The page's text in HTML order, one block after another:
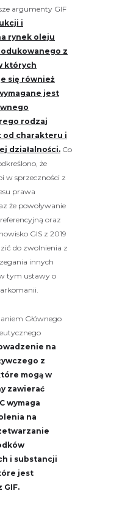
argumenty GIF
i
rynek oleju
z
których
się również
jest
rodzaj
od charakteru i
działalności. Co
że
w sprzeczności z
prawa
że powoływanie
oraz
GIS z 2019
do zwolnienia z
innych
tym ustawy o
Głównego
na
z
mogą w
zawierać
wymaga
na
i substancji
jest
GIF.